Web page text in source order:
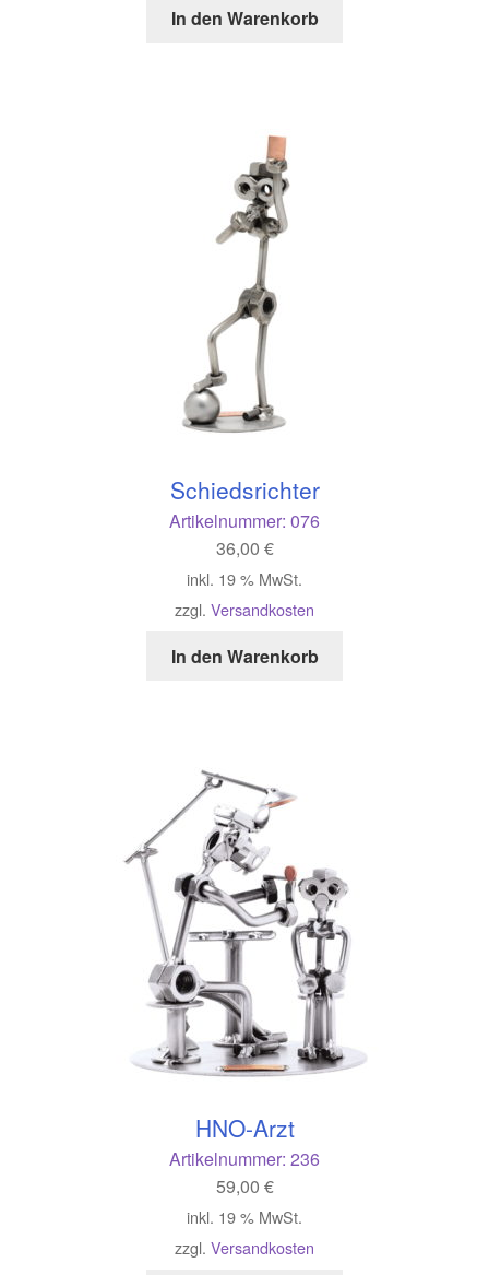
In den Warenkorb
Schiedsrichter
Artikelnummer: 076
36,00 €
inkl. 19 % MwSt.
zzgl. Versandkosten
In den Warenkorb
HNO-Arzt
Artikelnummer: 236
59,00 €
inkl. 19 % MwSt.
zzgl. Versandkosten